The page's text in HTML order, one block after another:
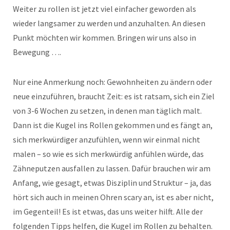
Weiter zu rollen ist jetzt viel einfacher geworden als
wieder langsamer zu werden und anzuhalten. An diesen
Punkt möchten wir kommen. Bringen wir uns also in
Bewegung ….
Nur eine Anmerkung noch: Gewohnheiten zu ändern oder
neue einzuführen, braucht Zeit: es ist ratsam, sich ein Ziel
von 3-6 Wochen zu setzen, in denen man täglich malt.
Dann ist die Kugel ins Rollen gekommen und es fängt an,
sich merkwürdiger anzufühlen, wenn wir einmal nicht
malen – so wie es sich merkwürdig anfühlen würde, das
Zähneputzen ausfallen zu lassen. Dafür brauchen wir am
Anfang, wie gesagt, etwas Disziplin und Struktur – ja, das
hört sich auch in meinen Ohren scary an, ist es aber nicht,
im Gegenteil! Es ist etwas, das uns weiter hilft. Alle der
folgenden Tipps helfen, die Kugel im Rollen zu behalten.